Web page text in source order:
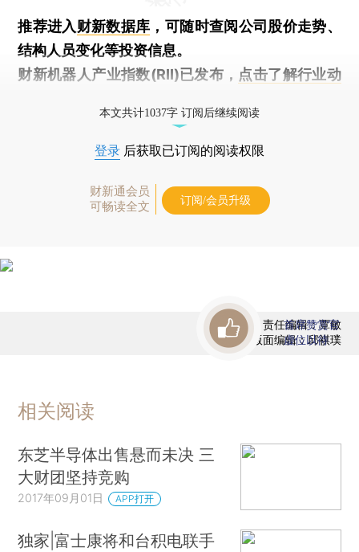
推荐进入财新数据库 ，可随时查阅公司股价走势、
结构人员变化等投资信息。
财新机器人产业指数(RII)已发布， 点击了解行业动
本文共计1037字 订阅后继续阅读
登录 后获取已订阅的阅读权限
财新通会员
可畅读全文
订阅/会员升级
责任编辑：覃敏
版面编辑：邱祺璞
首席赞赏官
虚位以待
相关阅读
东芝半导体出售悬而未决 三
大财团坚持竞购
2017年09月01日 APP打开
独家|富士康将和台积电联手